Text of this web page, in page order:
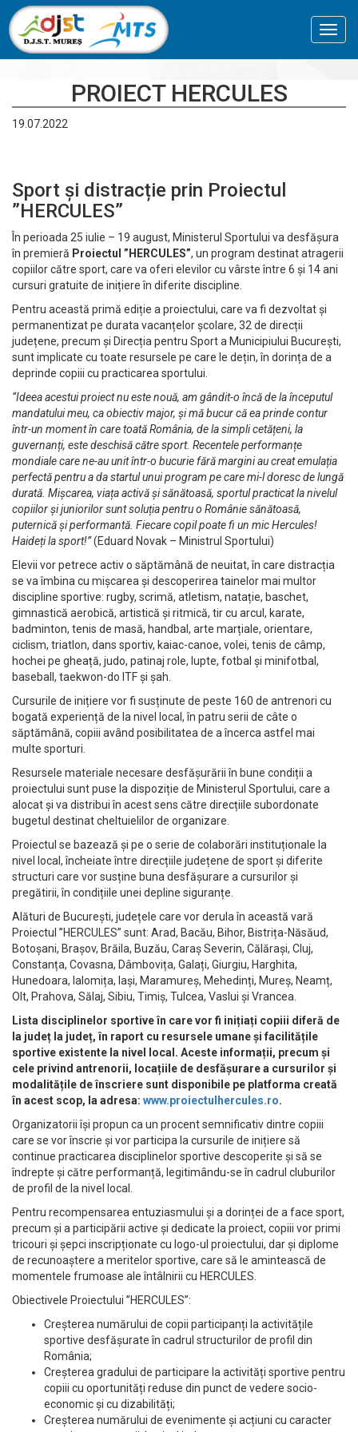
PROIECT HERCULES
19.07.2022
Sport și distracție prin Proiectul
”HERCULES”
În perioada 25 iulie – 19 august, Ministerul Sportului va desfășura
în premieră Proiectul ”HERCULES”, un program destinat atragerii
copiilor către sport, care va oferi elevilor cu vârste între 6 și 14 ani
cursuri gratuite de inițiere în diferite discipline.
Pentru această primă ediție a proiectului, care va fi dezvoltat și
permanentizat pe durata vacanțelor școlare, 32 de direcții
județene, precum și Direcția pentru Sport a Municipiului București,
sunt implicate cu toate resursele pe care le dețin, în dorința de a
deprinde copiii cu practicarea sportului.
“Ideea acestui proiect nu este nouă, am gândit-o încă de la începutul
mandatului meu, ca obiectiv major, și mă bucur că ea prinde contur
într-un moment în care toată România, de la simpli cetățeni, la
guvernanți, este deschisă către sport. Recentele performanțe
mondiale care ne-au unit într-o bucurie fără margini au creat emulația
perfectă pentru a da startul unui program pe care mi-l doresc de lungă
durată. Mișcarea, viața activă și sănătoasă, sportul practicat la nivelul
copiilor și juniorilor sunt soluția pentru o Românie sănătoasă,
puternică și performantă. Fiecare copil poate fi un mic Hercules!
Haideți la sport!”(Eduard Novak – Ministrul Sportului)
Elevii vor petrece activ o săptămână de neuitat, în care distracția
se va îmbina cu mișcarea și descoperirea tainelor mai multor
discipline sportive: rugby, scrimă, atletism, natație, baschet,
gimnastică aerobică, artistică și ritmică, tir cu arcul, karate,
badminton, tenis de masă, handbal, arte marțiale, orientare,
ciclism, triatlon, dans sportiv, kaiac-canoe, volei, tenis de câmp,
hochei pe gheață, judo, patinaj role, lupte, fotbal și minifotbal,
baseball, taekwon-do ITF și șah.
Cursurile de inițiere vor fi susținute de peste 160 de antrenori cu
bogată experiență de la nivel local, în patru serii de câte o
săptămână, copiii având posibilitatea de a încerca astfel mai
multe sporturi.
Resursele materiale necesare desfășurării în bune condiții a
proiectului sunt puse la dispoziție de Ministerul Sportului, care a
alocat și va distribui în acest sens către direcțiile subordonate
bugetul destinat cheltuielilor de organizare.
Proiectul se bazează și pe o serie de colaborări instituționale la
nivel local, încheiate între direcțiile județene de sport și diferite
structuri care vor susține buna desfășurare a cursurilor și
pregătirii, în condițiile unei depline siguranțe.
Alături de București, județele care vor derula în această vară
Proiectul ”HERCULES” sunt: Arad, Bacău, Bihor, Bistrița-Năsăud,
Botoșani, Brașov, Brăila, Buzău, Caraș Severin, Călărași, Cluj,
Constanța, Covasna, Dâmbovița, Galați, Giurgiu, Harghita,
Hunedoara, Ialomița, Iași, Maramureș, Mehedinți, Mureș, Neamț,
Olt, Prahova, Sălaj, Sibiu, Timiș, Tulcea, Vaslui și Vrancea.
Lista disciplinelor sportive în care vor fi inițiați copiii diferă de
la județ la județ, în raport cu resursele umane și facilitățile
sportive existente la nivel local. Aceste informații, precum și
cele privind antrenorii, locațiile de desfășurare a cursurilor și
modalitățile de înscriere sunt disponibile pe platforma creată
în acest scop, la adresa: www.proiectulhercules.ro.
Organizatorii își propun ca un procent semnificativ dintre copiii
care se vor înscrie și vor participa la cursurile de inițiere să
continue practicarea disciplinelor sportive descoperite și să se
îndrepte și către performanță, legitimându-se în cadrul cluburilor
de profil de la nivel local.
Pentru recompensarea entuziasmului și a dorinței de a face sport,
precum și a participării active și dedicate la proiect, copiii vor primi
tricouri și șepci inscripționate cu logo-ul proiectului, dar și diplome
de recunoaștere a meritelor sportive, care să le amintească de
momentele frumoase ale întâlnirii cu HERCULES.
Obiectivele Proiectului ”HERCULES”:
Creșterea numărului de copii participanți la activitățile
sportive desfășurate în cadrul structurilor de profil din
România;
Creșterea gradului de participare la activități sportive pentru
copiii cu oportunități reduse din punct de vedere socio-
economic și cu dizabilități;
Creșterea numărului de evenimente și acțiuni cu caracter